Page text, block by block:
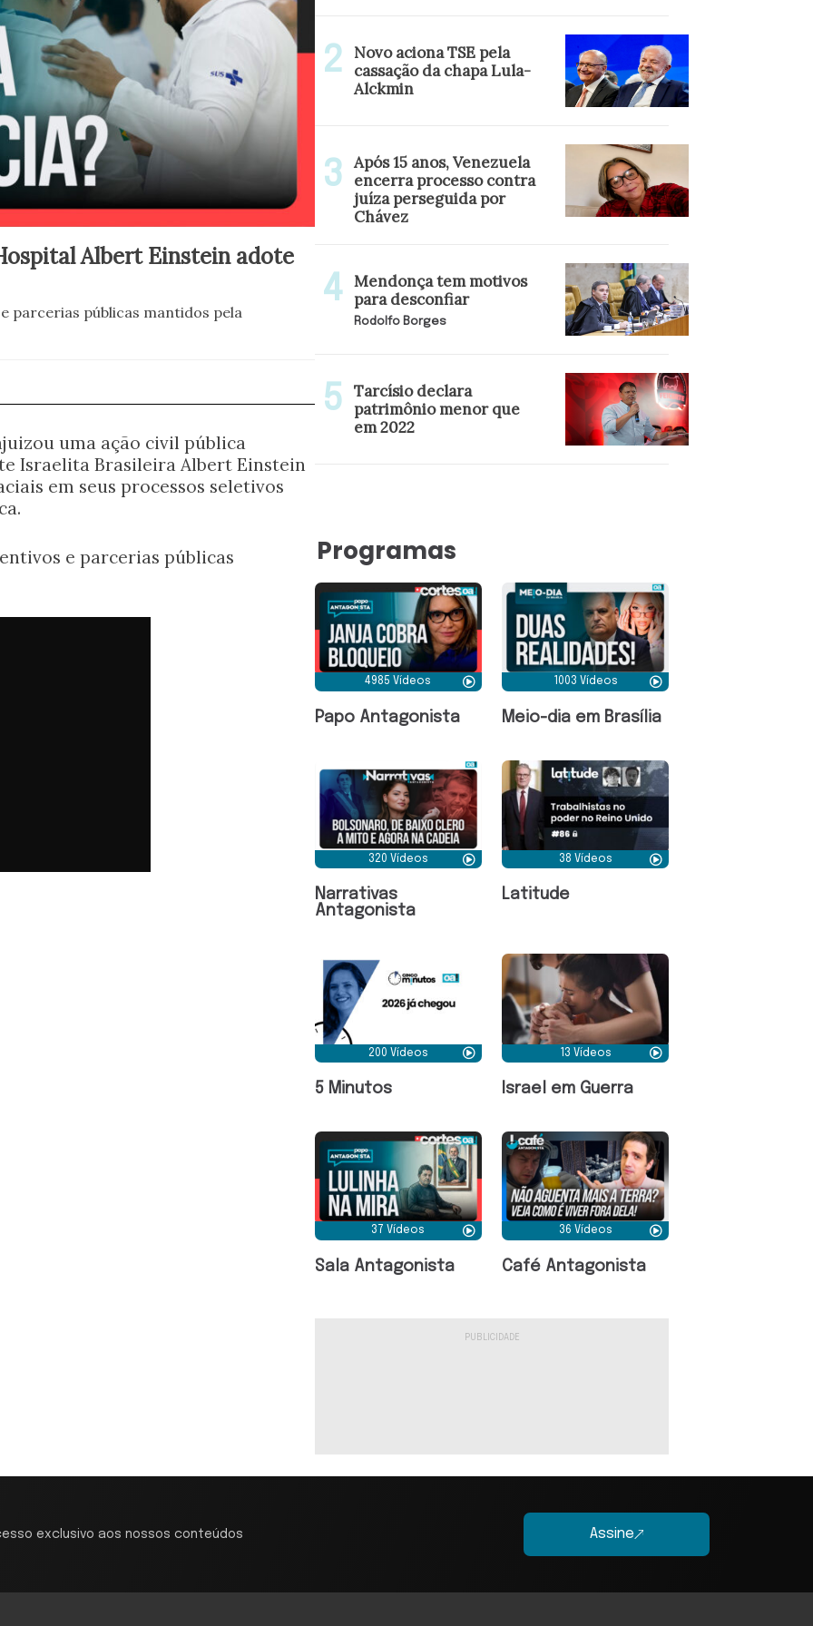
Albert Einstein adote
parcerias públicas mantidos pela
uma ação civil pública
Israelita Brasileira Albert Einstein
em seus processos seletivos
e parcerias públicas
Novo aciona TSE pela
cassação da chapa Lula-
Alckmin
Após 15 anos, Venezuela
encerra processo contra
juíza perseguida por
Chávez
Mendonça tem motivos
para desconfiar
Rodolfo Borges
Tarcísio declara
patrimônio menor que
em 2022
Programas
4985 Vídeos
Papo Antagonista
1003 Vídeos
Meio-dia em Brasília
320 Vídeos
Narrativas
Antagonista
38 Vídeos
Latitude
200 Vídeos
5 Minutos
13 Vídeos
Israel em Guerra
37 Vídeos
Sala Antagonista
36 Vídeos
Café Antagonista
exclusivo aos nossos conteúdos Assine